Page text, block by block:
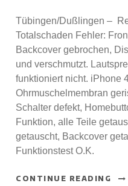
Tübingen/Dußlingen –
Totalschaden Fehler:
Backcover gebrochen,
und verschmutzt.
funktioniert nicht. iPhone
Ohrmuschelmembran
Schalter defekt,
Funktion, alle Teile
getauscht, Backcover
Funktionstest O.K.
CONTINUE READING